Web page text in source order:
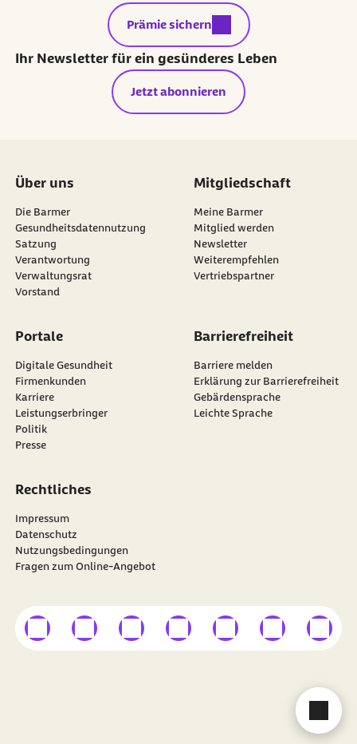
externer Link:
Prämie sichern
Ihr Newsletter für ein gesünderes Leben
Jetzt abonnieren
Über uns
Die Barmer
Gesundheitsdatennutzung
Satzung
Verantwortung
Verwaltungsrat
Vorstand
Mitgliedschaft
Meine Barmer
Mitglied werden
Newsletter
externer Link:
Weiterempfehlen
Vertriebspartner
Portale
Digitale Gesundheit
Firmenkunden
Karriere
Leistungserbringer
Politik
Presse
Barrierefreiheit
Barriere melden
Erklärung zur Barrierefreiheit
Gebärdensprache
Leichte Sprache
Rechtliches
Impressum
Datenschutz
Nutzungsbedingungen
Fragen zum Online-Angebot
Besuchen Sie dieBARMER auf
externer Linkexterner Linkexterner Linkexterner Linkexterner Linkexterner Link